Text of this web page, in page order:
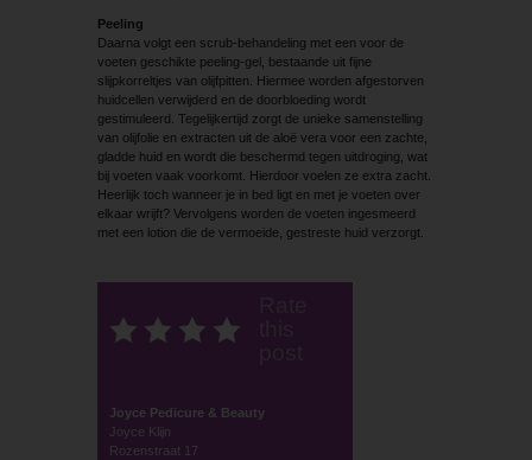
Peeling
Daarna volgt een scrub-behandeling met een voor de
voeten geschikte peeling-gel, bestaande uit fijne
slijpkorreltjes van olijfpitten. Hiermee worden afgestorven
huidcellen verwijderd en de doorbloeding wordt
gestimuleerd. Tegelijkertijd zorgt de unieke samenstelling
van olijfolie en extracten uit de aloë vera voor een zachte,
gladde huid en wordt die beschermd tegen uitdroging, wat
bij voeten vaak voorkomt. Hierdoor voelen ze extra zacht.
Heerlijk toch wanneer je in bed ligt en met je voeten over
elkaar wrijft? Vervolgens worden de voeten ingesmeerd
met een lotion die de vermoeide, gestreste huid verzorgt.
Joyce Pedicure & Beauty
Joyce Klijn
Rozenstraat 17